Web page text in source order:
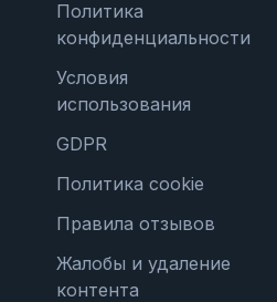
Политика
конфиденциальности
Условия
использования
GDPR
Политика cookie
Правила отзывов
Жалобы и удаление
контента